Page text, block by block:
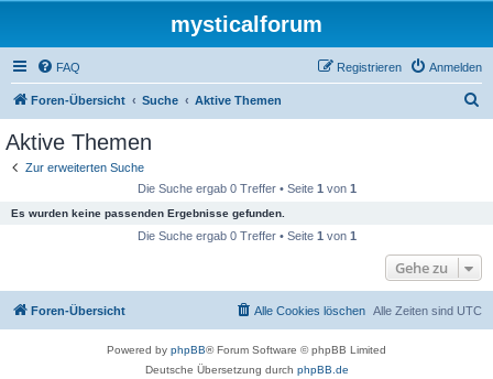
mysticalforum
FAQ Anmelden
Registrieren
Foren-Übersicht Suche Aktive Themen
Aktive Themen
Zur erweiterten Suche
Die Suche ergab 0 Treffer • Seite 1 von 1
Es wurden keine passenden Ergebnisse gefunden.
Die Suche ergab 0 Treffer • Seite 1 von 1
Gehe zu
Foren-Übersicht Alle Zeiten sind UTC
Alle Cookies löschen
Powered by phpBB® Forum Software © phpBB Limited
Deutsche Übersetzung durch phpBB.de